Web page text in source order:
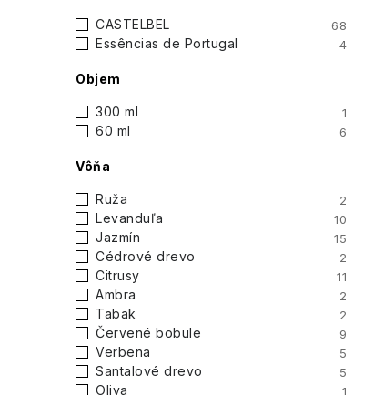
CASTELBEL 68
Essências de Portugal 4
Objem
300 ml 1
60 ml 6
Vôňa
Ruža 2
Levanduľa 10
Jazmín 15
Cédrové drevo 2
Citrusy 11
Ambra 2
Tabak 2
Červené bobule 9
Verbena 5
Santalové drevo 5
Oliva 1